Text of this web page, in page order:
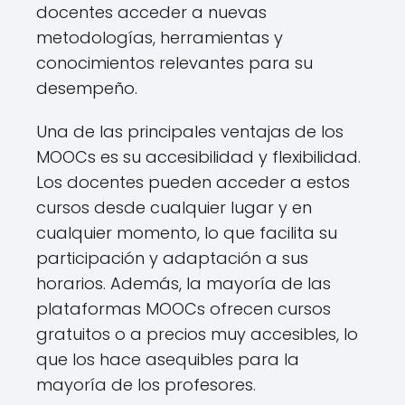
docentes acceder a nuevas
metodologías, herramientas y
conocimientos relevantes para su
desempeño.
Una de las principales ventajas de los
MOOCs es su accesibilidad y flexibilidad.
Los docentes pueden acceder a estos
cursos desde cualquier lugar y en
cualquier momento, lo que facilita su
participación y adaptación a sus
horarios. Además, la mayoría de las
plataformas MOOCs ofrecen cursos
gratuitos o a precios muy accesibles, lo
que los hace asequibles para la
mayoría de los profesores.